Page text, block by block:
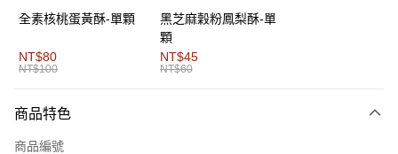
臺灣中小企業銀行
台中商業銀行
匯豐（台灣）商業銀行
華泰商業銀行
元大商業銀行
台灣樂天信用卡公司
國泰世華商業銀行
兆豐國際商業銀行
匯豐（台灣）商業銀行
聯邦商業銀行
玉山商業銀行
台灣樂天信用卡公司
街口支付
全素核桃蛋黃酥-單顆
NT$80
NT$100
黑芝麻穀粉鳳梨酥-單
顆
NT$45
NT$60
商品特色
商品編號